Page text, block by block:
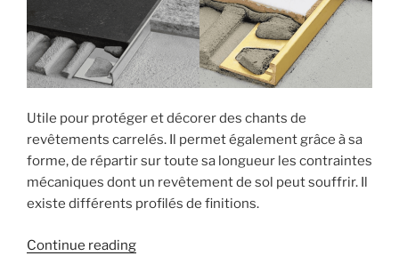
Utile pour protéger et décorer des chants de
revêtements carrelés. Il permet également grâce à sa
forme, de répartir sur toute sa longueur les contraintes
mécaniques dont un revêtement de sol peut souffrir. Il
existe différents profilés de finitions.
Continue reading« Quel